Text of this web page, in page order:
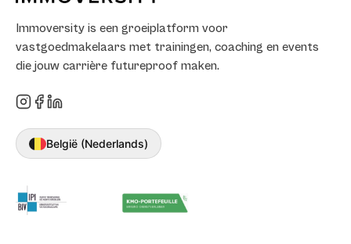
Immoversity is een groeiplatform voor
vastgoedmakelaars met trainingen, coaching en events
die jouw carrière futureproof maken.
België (Nederlands)